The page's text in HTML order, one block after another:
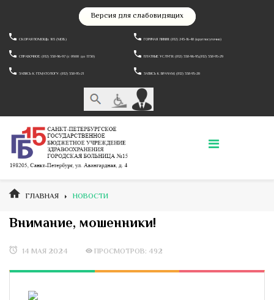
Версия для слабовидящих
СКОРАЯ ПОМОЩЬ: 103 (МОБ.)
СПРАВОЧНОЕ: (812) 338-96-97 (c 09:00 до 17:30)
ЗАПИСЬ К ГЕМАТОЛОГУ: (812) 338-95-21
ГОРЯЧАЯ ЛИНИЯ: (812) 243-16-48 (круглосуточно)
ПЛАТНЫЕ УСЛУГИ: (812) 338-96-95,(812) 338-95-29
ЗАПИСЬ К ВРАЧАМ: (812) 338-95-20
ГЛАВНАЯ НОВОСТИ
Внимание, мошенники!
14 МАЯ 2024 ПРОСМОТРОВ: 492